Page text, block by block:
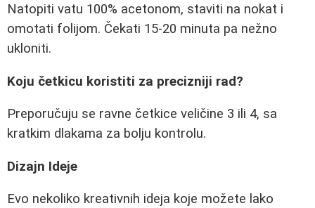
Natopiti vatu 100% acetonom, staviti na nokat i
omotati folijom. Čekati 15-20 minuta pa nežno
ukloniti.
Koju četkicu koristiti za precizniji rad?
Preporučuju se ravne četkice veličine 3 ili 4, sa
kratkim dlakama za bolju kontrolu.
Dizajn Ideje
Evo nekoliko kreativnih ideja koje možete lako